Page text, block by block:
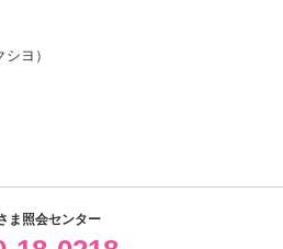
ヨ）
ま照会センター